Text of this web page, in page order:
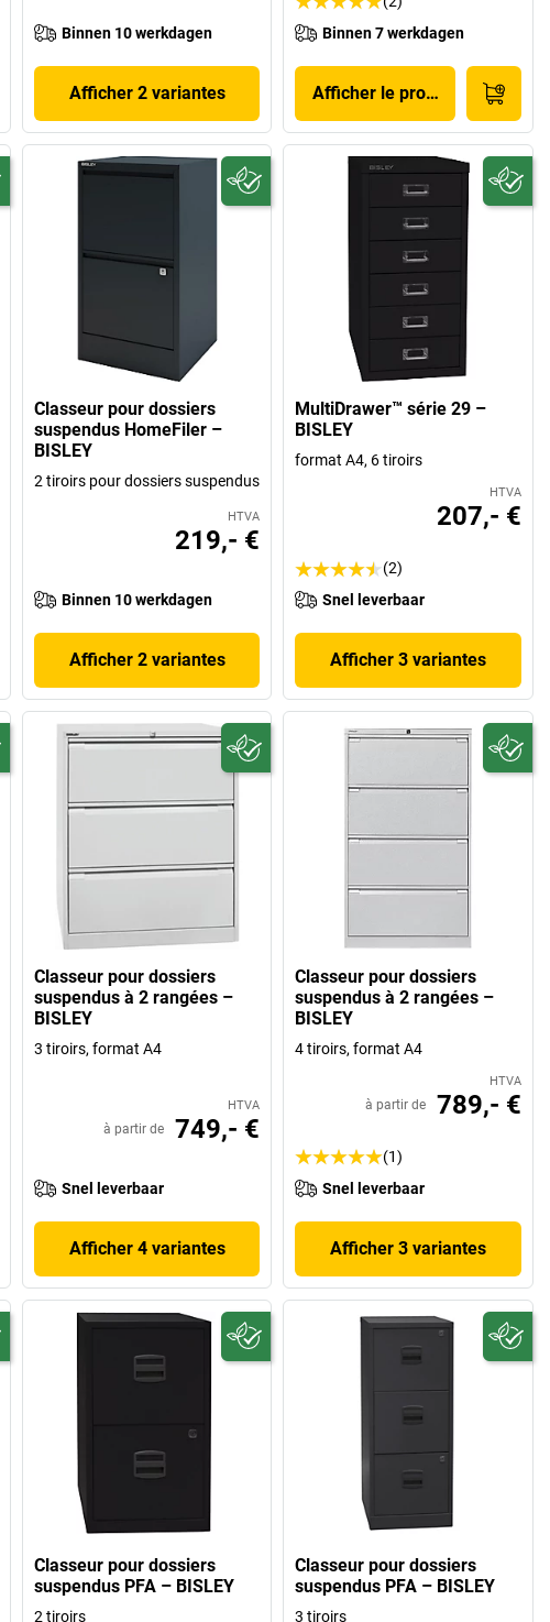
Binnen 10 werkdagen
Afficher 2 variantes
Binnen 7 werkdagen
Afficher le produit
Classeur pour dossiers
suspendus HomeFiler –
BISLEY
2 tiroirs pour dossiers suspendus
HTVA
219,- €
Binnen 10 werkdagen
Afficher 2 variantes
MultiDrawer™ série 29 –
BISLEY
format A4, 6 tiroirs
HTVA
207,- €
(2)
Snel leverbaar
Afficher 3 variantes
Classeur pour dossiers
suspendus à 2 rangées –
BISLEY
3 tiroirs, format A4
HTVA
à partir de 749,- €
Snel leverbaar
Afficher 4 variantes
Classeur pour dossiers
suspendus à 2 rangées –
BISLEY
4 tiroirs, format A4
HTVA
à partir de 789,- €
(1)
Snel leverbaar
Afficher 3 variantes
Classeur pour dossiers
suspendus PFA – BISLEY
2 tiroirs
Classeur pour dossiers
suspendus PFA – BISLEY
3 tiroirs